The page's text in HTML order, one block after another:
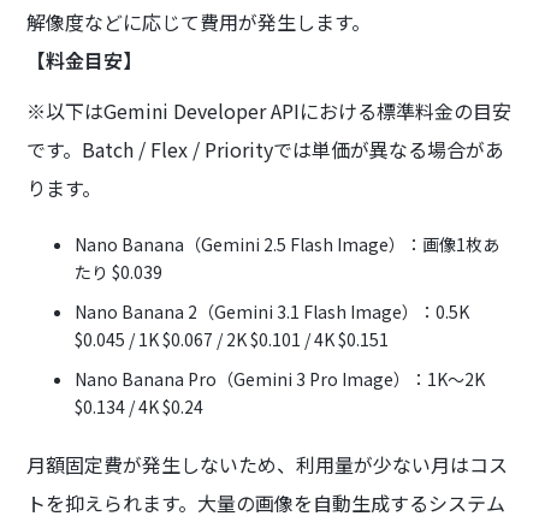
解像度などに応じて費用が発生します。
【料金目安】
※以下はGemini Developer APIにおける標準料金の目安
です。Batch / Flex / Priorityでは単価が異なる場合があ
ります。
Nano Banana（Gemini 2.5 Flash Image）：画像1枚あ
たり $0.039
Nano Banana 2（Gemini 3.1 Flash Image）：0.5K
$0.045 / 1K $0.067 / 2K $0.101 / 4K $0.151
Nano Banana Pro（Gemini 3 Pro Image）：1K〜2K
$0.134 / 4K $0.24
月額固定費が発生しないため、利用量が少ない月はコス
トを抑えられます。大量の画像を自動生成するシステム